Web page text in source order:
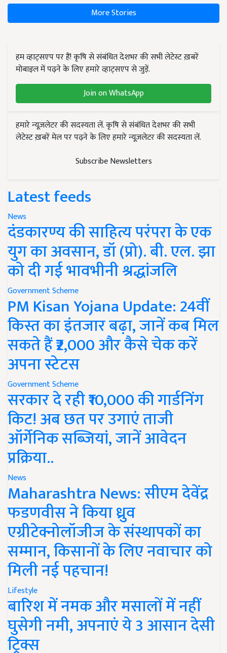
More Stories
हम व्हाट्सएप पर हैं! कृषि से संबंधित देशभर की सभी लेटेस्ट ख़बरें
मोबाइल में पढ़ने के लिए हमारे व्हाट्सएप से जुड़ें.
Join on WhatsApp
हमारे न्यूज़लेटर की सदस्यता लें. कृषि से संबंधित देशभर की सभी
लेटेस्ट ख़बरें मेल पर पढ़ने के लिए हमारे न्यूज़लेटर की सदस्यता लें.
Subscribe Newsletters
Latest feeds
News
दंडकारण्य की साहित्य परंपरा के एक
युग का अवसान, डॉ (प्रो). बी. एल. झा
को दी गई भावभीनी श्रद्धांजलि
Government Scheme
PM Kisan Yojana Update: 24वीं
किस्त का इंतजार बढ़ा, जानें कब मिल
सकते हैं ₹2,000 और कैसे चेक करें
अपना स्टेटस
Government Scheme
सरकार दे रही ₹10,000 की गार्डनिंग
किट! अब छत पर उगाएं ताजी
ऑर्गेनिक सब्जियां, जानें आवेदन
प्रक्रिया..
News
Maharashtra News: सीएम देवेंद्र
फडणवीस ने किया ध्रुव
एग्रीटेक्नोलॉजीज के संस्थापकों का
सम्मान, किसानों के लिए नवाचार को
मिली नई पहचान!
Lifestyle
बारिश में नमक और मसालों में नहीं
घुसेगी नमी, अपनाएं ये 3 आसान देसी
ट्रिक्स